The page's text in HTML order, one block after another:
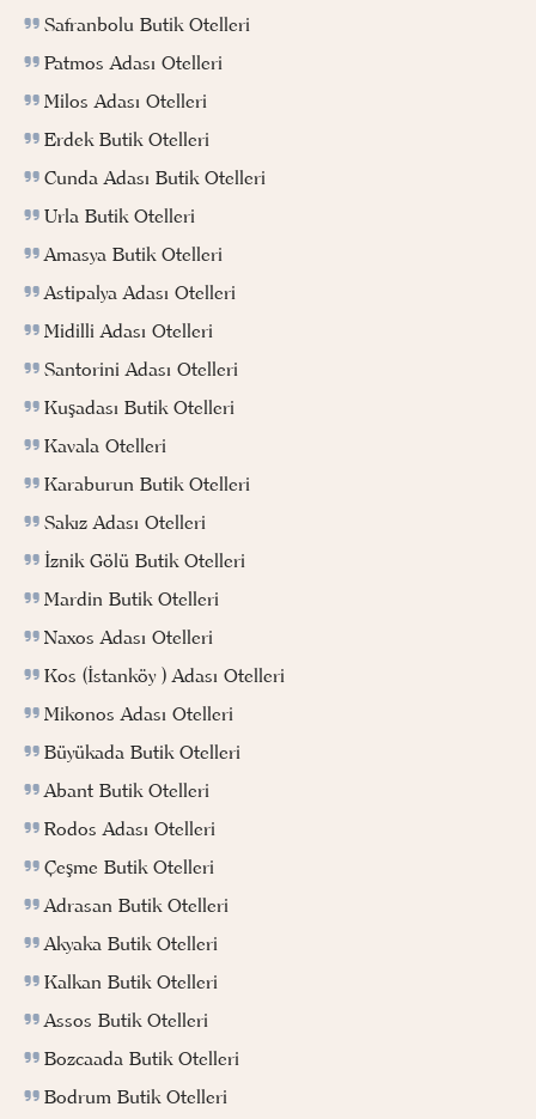
Safranbolu Butik Otelleri
Patmos Adası Otelleri
Milos Adası Otelleri
Erdek Butik Otelleri
Cunda Adası Butik Otelleri
Urla Butik Otelleri
Amasya Butik Otelleri
Astipalya Adası Otelleri
Midilli Adası Otelleri
Santorini Adası Otelleri
Kuşadası Butik Otelleri
Kavala Otelleri
Karaburun Butik Otelleri
Sakız Adası Otelleri
İznik Gölü Butik Otelleri
Mardin Butik Otelleri
Naxos Adası Otelleri
Kos (İstanköy ) Adası Otelleri
Mikonos Adası Otelleri
Büyükada Butik Otelleri
Abant Butik Otelleri
Rodos Adası Otelleri
Çeşme Butik Otelleri
Adrasan Butik Otelleri
Akyaka Butik Otelleri
Kalkan Butik Otelleri
Assos Butik Otelleri
Bozcaada Butik Otelleri
Bodrum Butik Otelleri